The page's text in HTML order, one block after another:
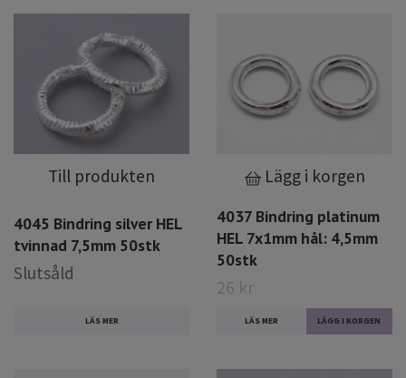
Till produkten
4045 Bindring silver HEL
tvinnad 7,5mm 50stk
Slutsåld
LÄS MER
Lägg i korgen
4037 Bindring platinum
HEL 7x1mm hål: 4,5mm
50stk
26 kr
LÄS MER